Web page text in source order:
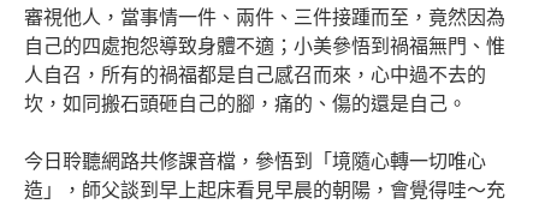
審視他人，當事情一件、兩件、三件接踵而至，竟然因為
自己的四處抱怨導致身體不適；小美參悟到禍福無門、惟
人自召，所有的禍福都是自己感召而來，心中過不去的
坎，如同搬石頭砸自己的腳，痛的、傷的還是自己。
今日聆聽網路共修課音檔，參悟到「境隨心轉一切唯心
造」，師父談到早上起床看見早晨的朝陽，會覺得哇～充